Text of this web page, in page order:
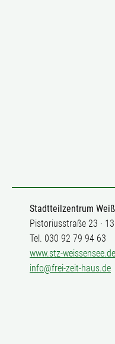
Stadtteilzentrum
Pistoriusstraße 23 ·
Tel. 030 92 79 94 63
www.stz-weissensee.de
info@frei-zeit-haus.de